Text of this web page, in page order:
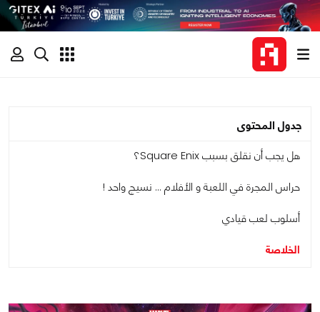
جدول المحتوى
هل يجب أن نقلق بسبب Square Enix؟
حراس المجرة في اللعبة و الأفلام ... نسيج واحد !
أسلوب لعب قيادي
الخلاصة